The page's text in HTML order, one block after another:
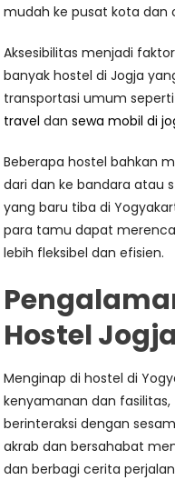
mudah ke pusat kota dan
Aksesibilitas menjadi
banyak hostel di Jogja
transportasi umum
travel dansewa mobil di
Beberapa hostel bahkan
dari dan ke bandara atau
yang baru tiba di
para tamu dapat
lebih fleksibel dan efisien.
Hostel Jogja
Menginap di hostel di
kenyamanan dan
berinteraksi dengan
akrab dan bersahabat
dan berbagi cerita